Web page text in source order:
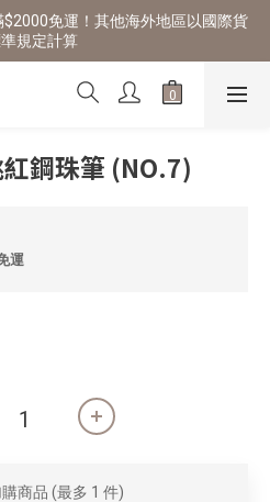
免運！其他海外地區以國際貨
規定計算
鋼珠筆 (NO.7)
運
商品 (最多 1 件)